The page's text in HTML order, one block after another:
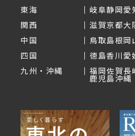
東海
岐阜静岡愛
関西
滋賀京都大
中国
鳥取島根岡
四国
徳島香川愛
九州・沖縄
福岡佐賀長
鹿児島沖縄